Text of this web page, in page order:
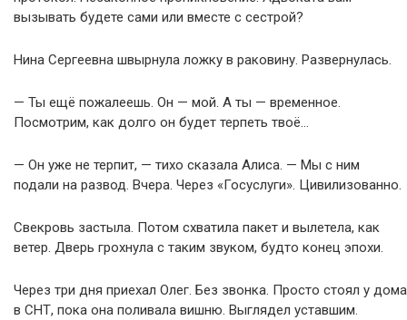
вызывать будете сами или вместе с сестрой?
Нина Сергеевна швырнула ложку в раковину. Развернулась.
— Ты ещё пожалеешь. Он — мой. А ты — временное.
Посмотрим, как долго он будет терпеть твоё…
— Он уже не терпит, — тихо сказала Алиса. — Мы с ним
подали на развод. Вчера. Через «Госуслуги». Цивилизованно.
Свекровь застыла. Потом схватила пакет и вылетела, как
ветер. Дверь грохнула с таким звуком, будто конец эпохи.
Через три дня приехал Олег. Без звонка. Просто стоял у дома
в СНТ, пока она поливала вишню. Выглядел уставшим.